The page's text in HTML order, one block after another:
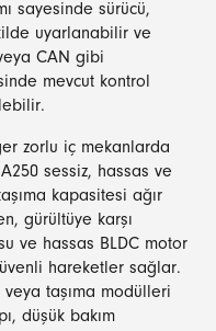
sayesinde sürücü,
uyarlanabilir ve
CAN gibi
mevcut kontrol
zorlu iç mekanlarda
sessiz, hassas ve
kapasitesi ağır
gürültüye karşı
ve hassas BLDC motor
hareketler sağlar.
taşıma modülleri
düşük bakım